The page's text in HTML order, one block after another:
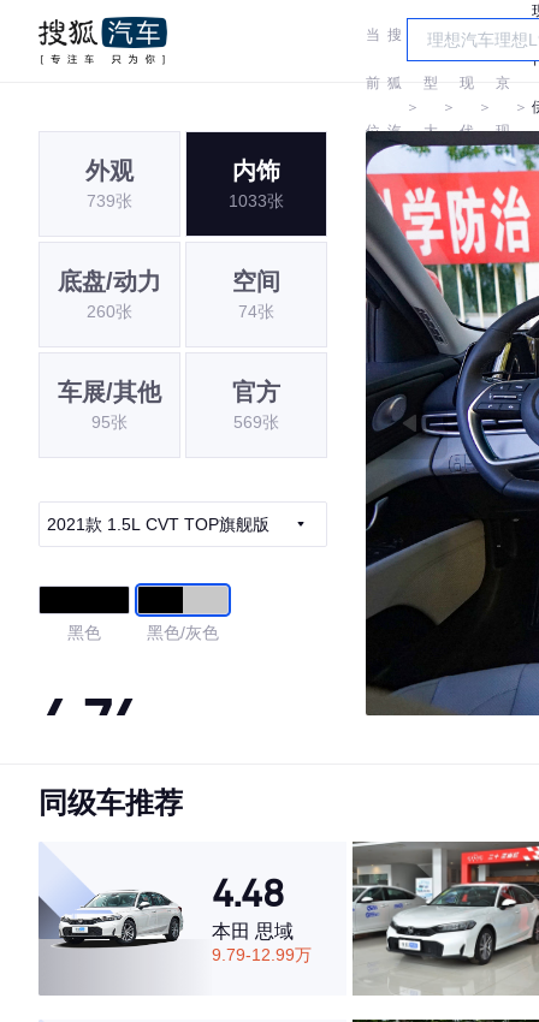
当
前
位
置:
搜
狐
汽
车
＞
车
型
大
全
＞
现
代
＞
北
京
现
＞
外观
739张
内饰
1033张
底盘/动力
260张
空间
74张
车展/其他
95张
官方
569张
2021款 1.5L CVT TOP旗舰版
黑色 黑色/灰色
4.74
·外观表现较为优秀，优于83%同级车
·空间表现较为优秀，优于71%同级车
同级车推荐
4.48
本田 思域
9.79-12.99万